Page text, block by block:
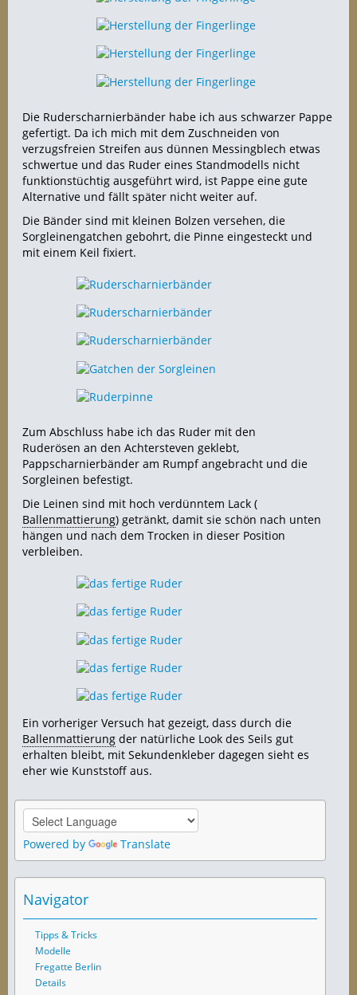
Die Ruderscharnierbänder habe ich aus schwarzer Pappe
gefertigt. Da ich mich mit dem Zuschneiden von
verzugsfreien Streifen aus dünnen Messingblech etwas
schwertue und das Ruder eines Standmodells nicht
funktionstüchtig ausgeführt wird, ist Pappe eine gute
Alternative und fällt später nicht weiter auf.
Die Bänder sind mit kleinen Bolzen versehen, die
Sorgleinengatchen gebohrt, die Pinne eingesteckt und
mit einem Keil fixiert.
Zum Abschluss habe ich das Ruder mit den
Ruderösen an den Achtersteven geklebt,
Pappscharnierbänder am Rumpf angebracht und die
Sorgleinen befestigt.
Die Leinen sind mit hoch verdünntem Lack (
Ballenmattierung) getränkt, damit sie schön nach unten
hängen und nach dem Trocken in dieser Position
verbleiben.
Ein vorheriger Versuch hat gezeigt, dass durch die
Ballenmattierung der natürliche Look des Seils gut
erhalten bleibt, mit Sekundenkleber dagegen sieht es
eher wie Kunststoff aus.
Powered by Translate
Navigator
Tipps & Tricks
Modelle
Fregatte Berlin
Details